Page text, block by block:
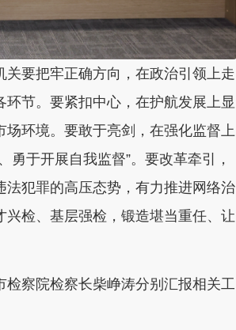
要把牢正确方向，在政治引领上走
节。要紧扣中心，在护航发展上显
环境。要敢于亮剑，在强化监督上
于开展自我监督”。要改革牵引，
犯罪的高压态势，有力推进网络治
检、基层强检，锻造堪当重任、让
察院检察长柴峥涛分别汇报相关工